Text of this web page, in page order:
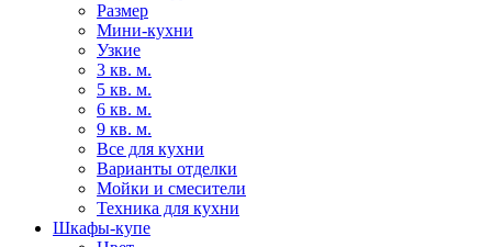
Размер
Мини-кухни
Узкие
3 кв. м.
5 кв. м.
6 кв. м.
9 кв. м.
Все для кухни
Варианты отделки
Мойки и смесители
Техника для кухни
Шкафы-купе